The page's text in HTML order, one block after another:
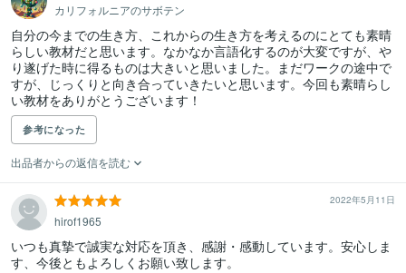
カリフォルニアのサボテン
自分の今までの生き方、これからの生き方を考えるのにとても素晴
らしい教材だと思います。なかなか言語化するのが大変ですが、や
り遂げた時に得るものは大きいと思いました。まだワークの途中で
すが、じっくりと向き合っていきたいと思います。今回も素晴らし
い教材をありがとうございます！
参考になった
出品者からの返信を読む
2022年5月11日
hirof1965
いつも真摯で誠実な対応を頂き、感謝・感動しています。安心しま
す、今後ともよろしくお願い致します。